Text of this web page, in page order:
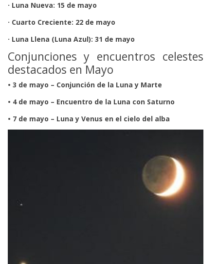
· Luna Nueva: 15 de mayo
· Cuarto Creciente: 22 de mayo
· Luna Llena (Luna Azul): 31 de mayo
Conjunciones y encuentros celestes
destacados en Mayo
• 3 de mayo – Conjunción de la Luna y Marte
• 4 de mayo – Encuentro de la Luna con Saturno
• 7 de mayo – Luna y Venus en el cielo del alba